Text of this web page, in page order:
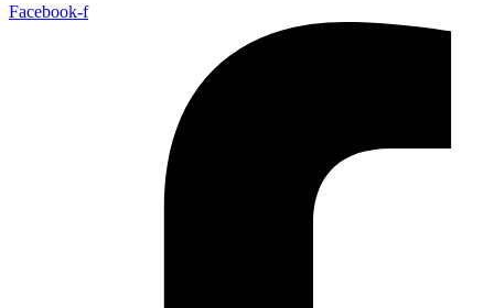
Facebook-f